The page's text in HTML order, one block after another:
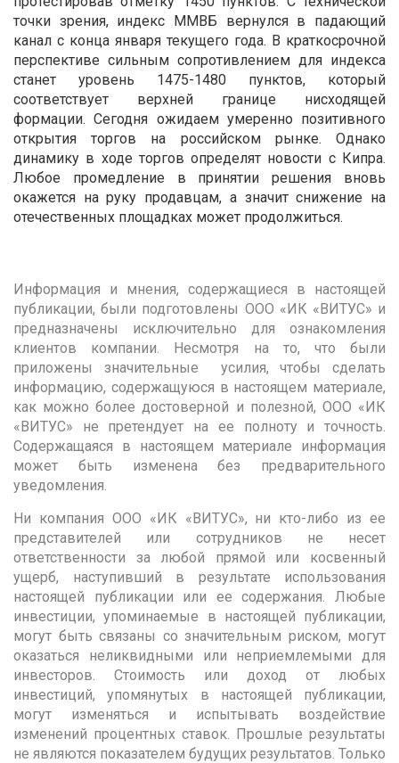
точки зрения, индекс ММВБ вернулся в падающий
канал с конца января текущего года. В краткосрочной
перспективе сильным сопротивлением для индекса
станет уровень 1475-1480 пунктов, который
соответствует верхней границе нисходящей
формации. Сегодня ожидаем умеренно позитивного
открытия торгов на российском рынке. Однако
динамику в ходе торгов определят новости с Кипра.
Любое промедление в принятии решения вновь
окажется на руку продавцам, а значит снижение на
отечественных площадках может продолжиться.
Информация и мнения, содержащиеся в настоящей
публикации, были подготовлены ООО «ИК «ВИТУС» и
предназначены исключительно для ознакомления
клиентов компании. Несмотря на то, что были
приложены значительные усилия, чтобы сделать
информацию, содержащуюся в настоящем материале,
как можно более достоверной и полезной, ООО «ИК
«ВИТУС» не претендует на ее полноту и точность.
Содержащаяся в настоящем материале информация
может быть изменена без предварительного
уведомления.
Ни компания ООО «ИК «ВИТУС», ни кто-либо из ее
представителей или сотрудников не несет
ответственности за любой прямой или косвенный
ущерб, наступивший в результате использования
настоящей публикации или ее содержания. Любые
инвестиции, упоминаемые в настоящей публикации,
могут быть связаны со значительным риском, могут
оказаться неликвидными или неприемлемыми для
инвесторов. Стоимость или доход от любых
инвестиций, упомянутых в настоящей публикации,
могут изменяться и испытывать воздействие
изменений процентных ставок. Прошлые результаты
не являются показателем будущих результатов. Только